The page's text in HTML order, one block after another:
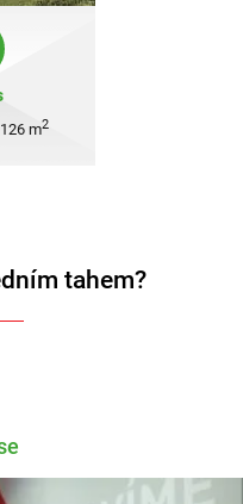
126 m2
tahem?